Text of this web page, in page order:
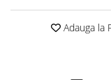
Adauga la